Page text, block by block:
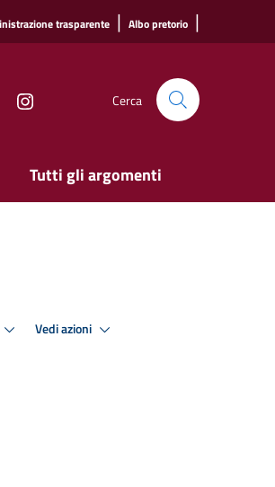
trasparente | Albo pretorio |
Cerca
Tutti gli argomenti
Vedi azioni